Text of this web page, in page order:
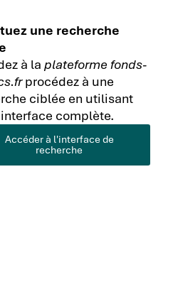
une recherche
à laplateforme fonds-
procédez à une
ciblée en utilisant
complète.
Accéder à l'interface de
recherche